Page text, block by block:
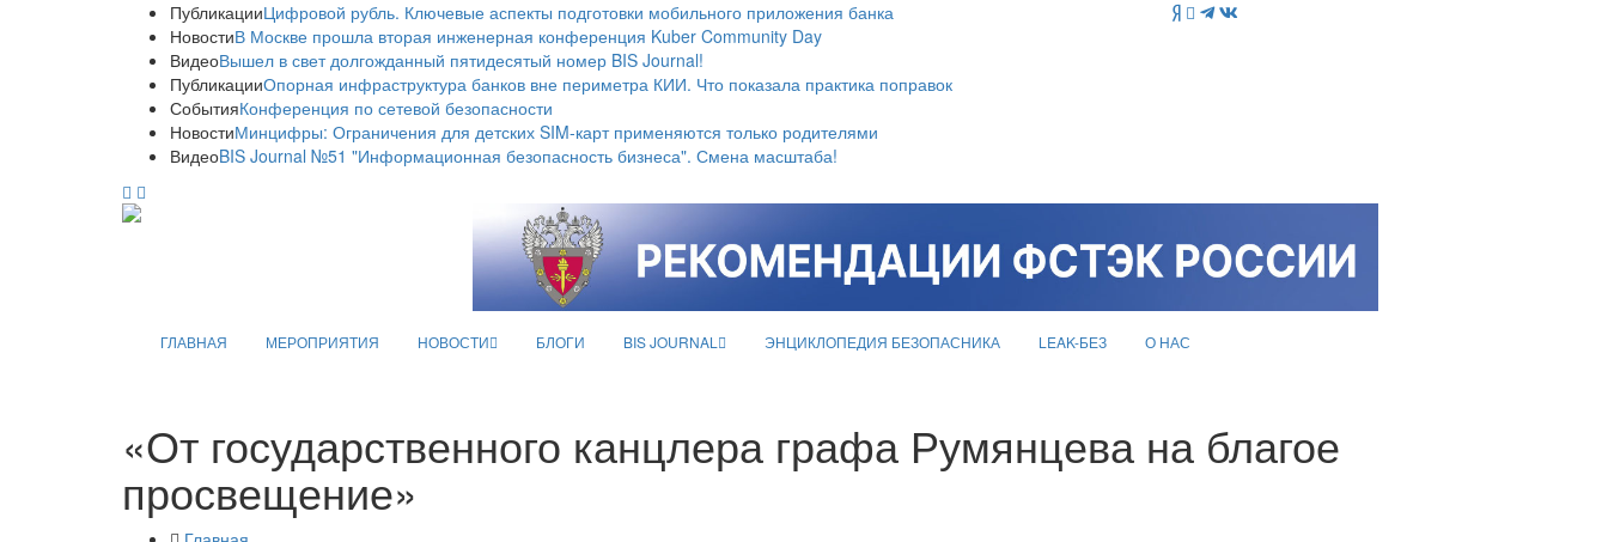
ПубликацииЦифровой рубль. Ключевые аспекты подготовки мобильного приложения банка
НовостиВ Москве прошла вторая инженерная конференция Kuber Community Day
ВидеоВышел в свет долгожданный пятидесятый номер BIS Journal!
ПубликацииОпорная инфраструктура банков вне периметра КИИ. Что показала практика поправок
СобытияКонференция по сетевой безопасности
НовостиМинцифры: Ограничения для детских SIM-карт применяются только родителями
ВидеоBIS Journal №51 "Информационная безопасность бизнеса". Смена масштаба!
ГЛАВНАЯ МЕРОПРИЯТИЯ НОВОСТИ БЛОГИ BIS JOURNAL ЭНЦИКЛОПЕДИЯ БЕЗОПАСНИКА LEAK-БЕЗ О НАС
«От государственного канцлера графа Румянцева на благое
просвещение»